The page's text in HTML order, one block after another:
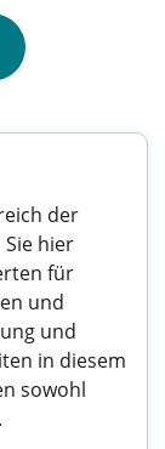
der
hier
für
und
und
in diesem
sowohl